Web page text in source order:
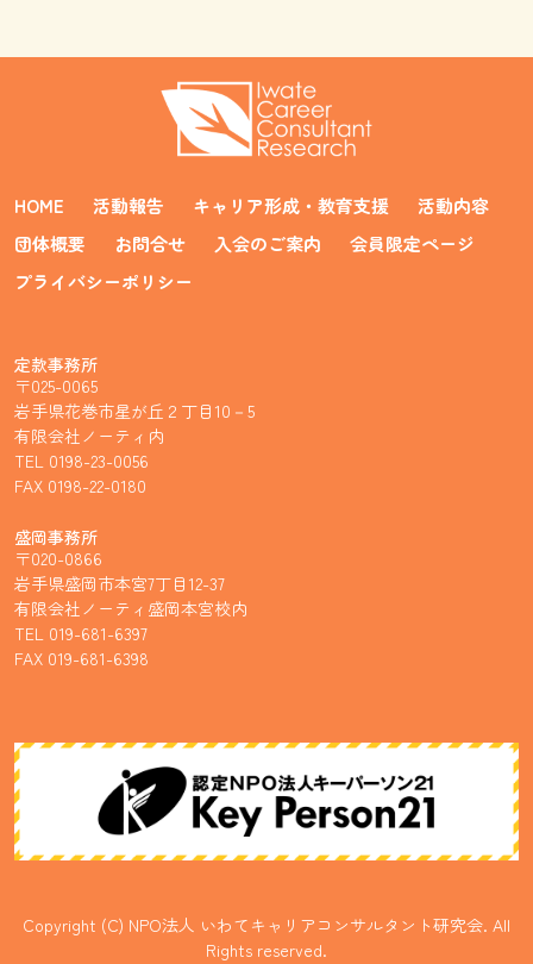
HOME 活動報告 キャリア形成・教育支援
活動内容
団体概要
お問合せ 入会のご案内
会員限定ページ
プライバシーポリシー
定款事務所
〒025-0065
岩手県花巻市星が丘２丁目10－5
有限会社ノーティ内
TEL 0198-23-0056
FAX 0198-22-0180
盛岡事務所
〒020-0866
岩手県盛岡市本宮7丁目12-37
有限会社ノーティ盛岡本宮校内
TEL 019-681-6397
FAX 019-681-6398
Copyright (C) NPO法人 いわてキャリアコンサルタント研究会. All
Rights reserved.